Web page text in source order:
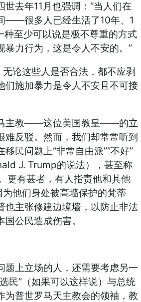
世去年11 月也强调： “当人们在
——很多人已经生活了10年、 1
种至少可以说是极不尊重的方式
力行为，这是令人不安的。 ”
无论这些人是否合法，都不应剥
们施加暴力是令人不安且不可接
主教——这位美国教皇——的立
难反驳。然而，我们却常常听到
移民问题上“非常自由派”“不好”
J. Trump的说法），甚至称
更有甚者，有人指责他和其他
为他们身处被高墙保护的梵蒂
也主张修建边境墙，以防止非法
公民造成伤害。
题上立场的人，还需要考虑另一
民”（如果可以这样说）与总统
为普世罗马天主教会的领袖，教